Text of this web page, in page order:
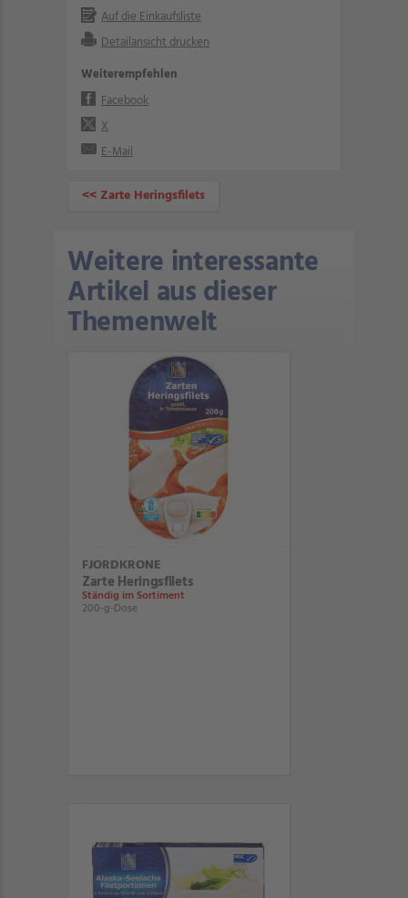
Auf die Einkaufsliste
Detailansicht drucken
Weiterempfehlen
Facebook
X
E-Mail
<< Zarte Heringsfilets
Weitere interessante
Artikel aus dieser
Themenwelt
FJORDKRONE
Zarte Heringsfilets
Ständig im Sortiment
200-g-Dose